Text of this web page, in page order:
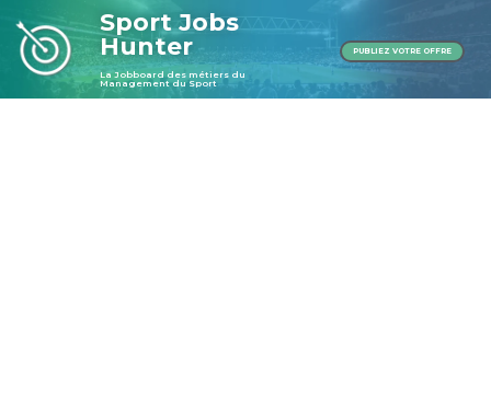
Sport Jobs
Hunter
La Jobboard des métiers du
Management du Sport
PUBLIEZ VOTRE OFFRE